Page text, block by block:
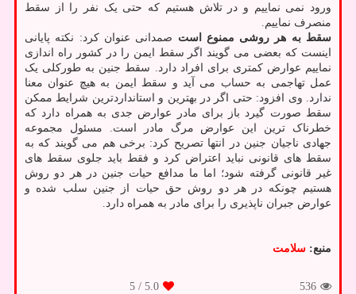
ورود نمی نماییم و در تلاش هستیم که حتی یک نفر را از سقط
منصرف نماییم.
سقط به هر روشی ممنوع است صمدانی عنوان کرد: نکته پایانی
اینست که بعضی می گویند اگر سقط ایمن را در کشور راه اندازی
نماییم عوارض کمتری برای افراد دارد. سقط جنین به طورکلی یک
عمل تهاجمی به حساب می آید و سقط ایمن به هیچ عنوان معنا
ندارد. وی افزود: حتی اگر در بهترین و استانداردترین شرایط ممکن
سقط صورت گیرد باز برای مادر عوارض جدی به همراه دارد که
خطرناک ترین این عوارض مرگ مادر است. مسئول مجموعه
جهادی ناجیان جنین در انتها تصریح کرد: برخی هم می گویند که به
سقط های قانونی نباید اعتراض کرد و فقط باید جلوی سقط های
غیر قانونی گرفته شود؛ اما ما مدافع حیات جنین در هر دو روش
هستیم چونکه در هر دو روش حق حیات از جنین سلب شده و
عوارض جبران ناپذیری را برای مادر به همراه دارد.
منبع: سلامت
536
5.0
/ 5